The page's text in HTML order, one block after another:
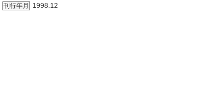
刊行年月 1998.12